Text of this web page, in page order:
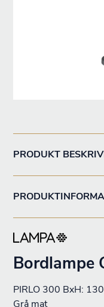
PRODUKT
Bordlampe
PIRLO 300 BxH:
Grå mat